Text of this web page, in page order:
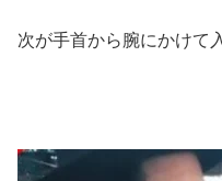
次が手首から腕にかけて